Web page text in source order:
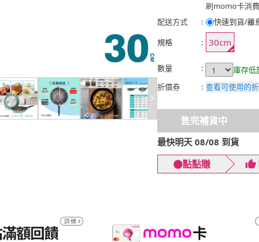
刷momo卡消
配送方式
: 快速到貨/離
規格
: 30cm
數量 : 庫存低
折價券
: 查看可使用的
售完補貨中
最快明天 08/08 到貨
點點賺